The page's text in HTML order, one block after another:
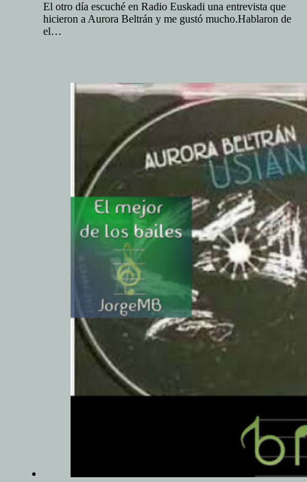
El otro día escuché en Radio Euskadi una entrevista que
hicieron a Aurora Beltrán y me gustó mucho.Hablaron de
el…